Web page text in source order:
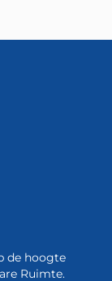
de hoogte
Ruimte.